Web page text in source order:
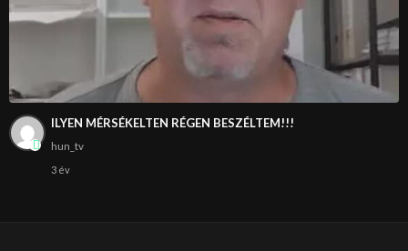
ILYEN MÉRSÉKELTEN RÉGEN BESZÉLTEM!!!
hun_tv
3 év